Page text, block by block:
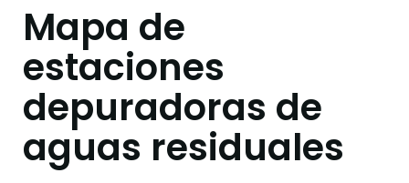
Mapa de
estaciones
depuradoras de
aguas residuales